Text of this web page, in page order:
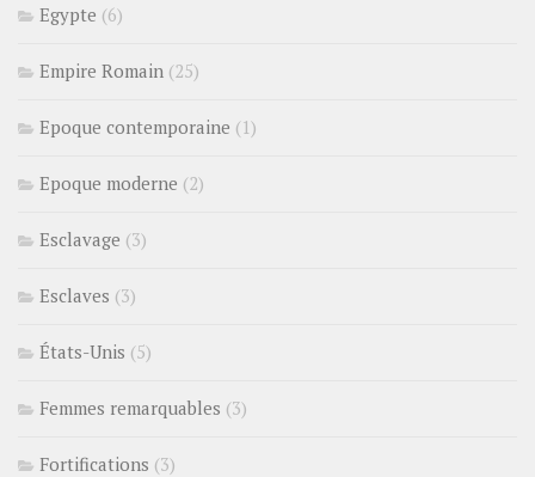
Egypte (6)
Empire Romain (25)
Epoque contemporaine (1)
Epoque moderne (2)
Esclavage (3)
Esclaves (3)
États-Unis (5)
Femmes remarquables (3)
Fortifications (3)